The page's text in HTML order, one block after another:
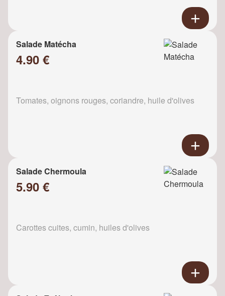
Salade Matécha
4.90 €
Tomates, oignons rouges, coriandre, huile d'olives
Salade Chermoula
5.90 €
Carottes cuites, cumin, huiles d'olives